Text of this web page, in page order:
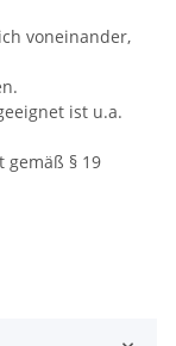
voneinander,
ist u.a.
gemäß § 19